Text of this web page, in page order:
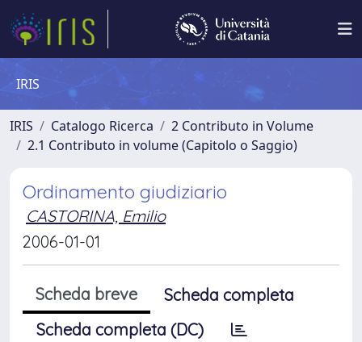
IRIS
IRIS Catalogo Ricerca
2 Contributo in Volume
2.1 Contributo in volume (Capitolo o Saggio)
Ordinamento giudiziario
CASTORINA, Emilio
2006-01-01
Scheda breve
Scheda completa
Scheda completa (DC)